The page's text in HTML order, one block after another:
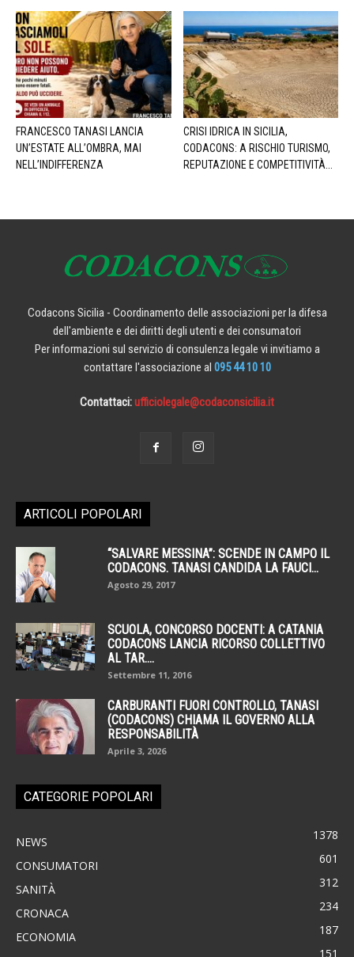
FRANCESCO TANASI LANCIA
UN’ESTATE ALL’OMBRA, MAI
NELL’INDIFFERENZA
CRISI IDRICA IN SICILIA,
CODACONS: A RISCHIO TURISMO,
REPUTAZIONE E COMPETITIVITÀ...
Codacons Sicilia - Coordinamento delle associazioni per la difesa
dell'ambiente e dei diritti degli utenti e dei consumatori
Per informazioni sul servizio di consulenza legale vi invitiamo a
contattare l'associazione al 095 44 10 10
Contattaci:ufficiolegale@codaconsicilia.it
ARTICOLI POPOLARI
“SALVARE MESSINA”: SCENDE IN CAMPO IL
CODACONS. TANASI CANDIDA LA FAUCI...
Agosto 29, 2017
SCUOLA, CONCORSO DOCENTI: A CATANIA
CODACONS LANCIA RICORSO COLLETTIVO
AL TAR....
Settembre 11, 2016
CARBURANTI FUORI CONTROLLO, TANASI
(CODACONS) CHIAMA IL GOVERNO ALLA
RESPONSABILITÀ
Aprile 3, 2026
CATEGORIE POPOLARI
NEWS 1378
CONSUMATORI 601
SANITÀ 312
CRONACA 234
ECONOMIA 187
151